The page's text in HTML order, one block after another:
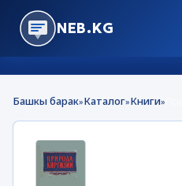
NEB.KG
Башкы барак»Каталог»Книги»